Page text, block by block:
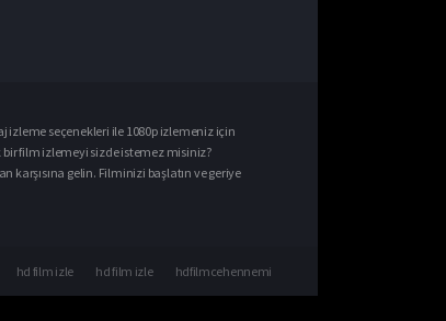
izleme seçenekleri ile 1080p izlemeniz için
film izlemeyi sizde istemez misiniz?
gelin. Filminizi başlatın ve geriye
hd film izle hd film izle hdfilmcehennemi